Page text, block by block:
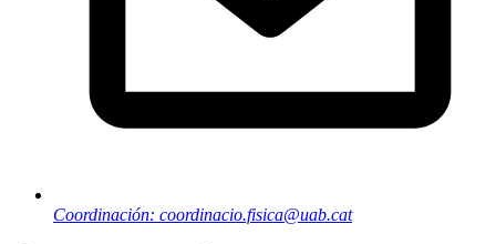
Coordinación: coordinacio.fisica@uab.cat